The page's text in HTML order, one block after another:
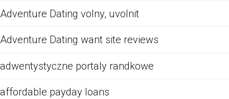
Adventure Dating volny, uvolnit
Adventure Dating want site reviews
adwentystyczne portaly randkowe
affordable payday loans